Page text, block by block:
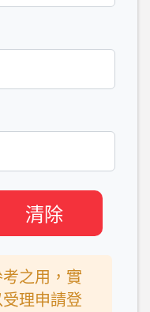
清除
之用，實
理申請登